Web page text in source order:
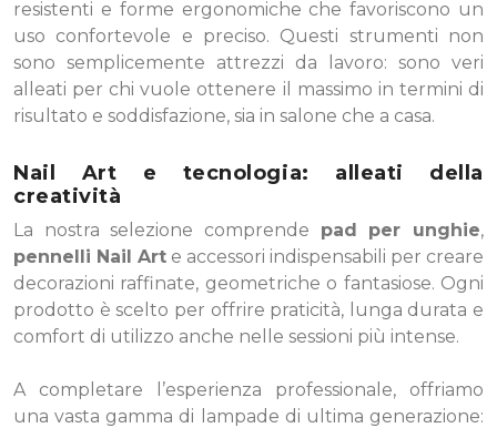
resistenti e forme ergonomiche che favoriscono un
uso confortevole e preciso. Questi strumenti non
sono semplicemente attrezzi da lavoro: sono veri
alleati per chi vuole ottenere il massimo in termini di
risultato e soddisfazione, sia in salone che a casa.
Nail Art e tecnologia: alleati della
creatività
La nostra selezione comprende pad per unghie,
pennelli Nail Art e accessori indispensabili per creare
decorazioni raffinate, geometriche o fantasiose. Ogni
prodotto è scelto per offrire praticità, lunga durata e
comfort di utilizzo anche nelle sessioni più intense.
A completare l’esperienza professionale, offriamo
una vasta gamma di lampade di ultima generazione: